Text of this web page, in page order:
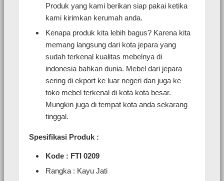
Produk yang kami berikan siap pakai ketika
kami kirimkan kerumah anda.
Kenapa produk kita lebih bagus? Karena kita
memang langsung dari kota jepara yang
sudah terkenal kualitas mebelnya di
indonesia bahkan dunia. Mebel dari jepara
sering di ekport ke luar negeri dan juga ke
toko mebel terkenal di kota kota besar.
Mungkin juga di tempat kota anda sekarang
tinggal.
Spesifikasi Produk :
Kode : FTI 0209
Rangka : Kayu Jati